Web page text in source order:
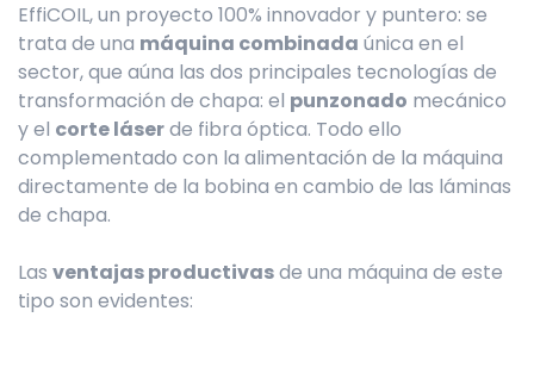
EffiCOIL, un proyecto 100% innovador y puntero: se
trata de una máquina combinada única en el
sector, que aúna las dos principales tecnologías de
transformación de chapa: el punzonado mecánico
y el corte láserde fibra óptica. Todo ello
complementado con la alimentación de la máquina
directamente de la bobina en cambio de las láminas
de chapa.
Las ventajas productivasde una máquina de este
tipo son evidentes: